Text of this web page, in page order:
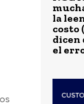
la
costo
dicen
el